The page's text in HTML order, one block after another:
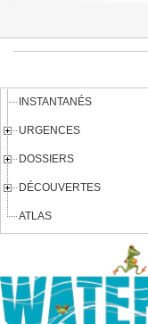
INSTANTANÉS
URGENCES
DOSSIERS
DÉCOUVERTES
ATLAS